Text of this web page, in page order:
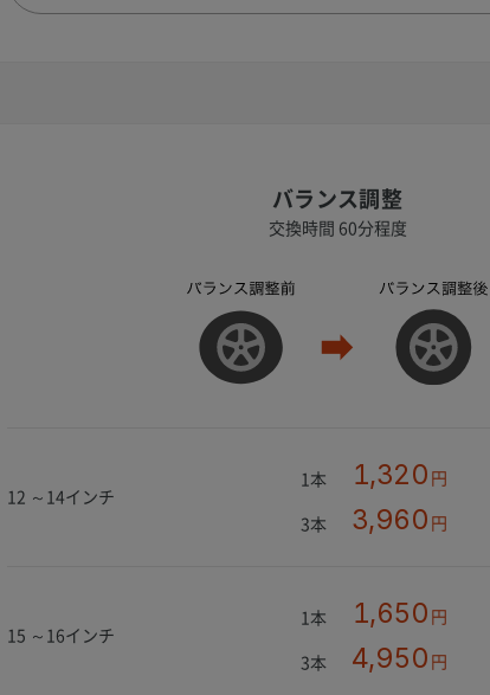
バランス調整
交換時間 60分程度
12 ～14インチ
1本 1,320 円
3本
3,960 円
15 ～16インチ
1本 1,650 円
3本
4,950 円